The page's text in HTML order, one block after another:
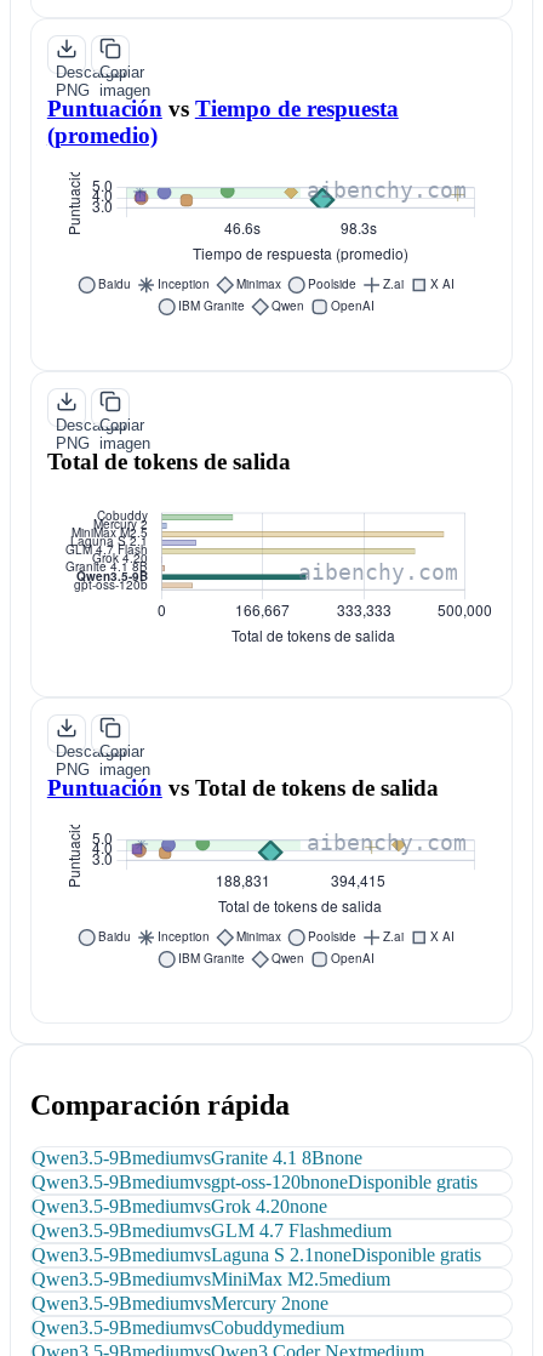
Descargar
PNG
Copiar
imagen
Puntuación vs Tiempo de respuesta
(promedio)
Descargar
PNG
Copiar
imagen
Total de tokens de salida
Descargar
PNG
Copiar
imagen
Puntuación vsTotal de tokens de salida
Comparación rápida
Qwen3.5-9BmediumvsGranite 4.1 8Bnone
Qwen3.5-9Bmediumvsgpt-oss-120bnoneDisponible gratis
Qwen3.5-9BmediumvsGrok 4.20none
Qwen3.5-9BmediumvsGLM 4.7 Flashmedium
Qwen3.5-9BmediumvsLaguna S 2.1noneDisponible gratis
Qwen3.5-9BmediumvsMiniMax M2.5medium
Qwen3.5-9BmediumvsMercury 2none
Qwen3.5-9BmediumvsCobuddymedium
Qwen3.5-9BmediumvsQwen3 Coder Nextmedium